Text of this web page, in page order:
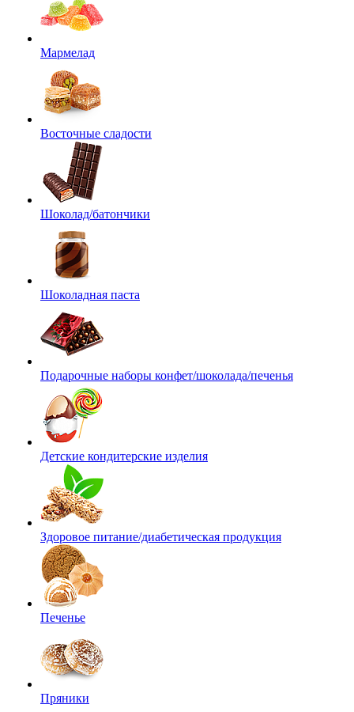
Мармелад
Восточные сладости
Шоколад/батончики
Шоколадная паста
Подарочные наборы конфет/шоколада/печенья
Детские кондитерские изделия
Здоровое питание/диабетическая продукция
Печенье
Пряники